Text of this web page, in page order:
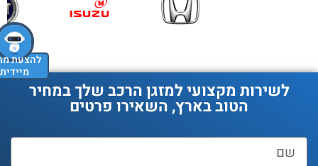
לשירות מקצועי למזגן הרכב שלך במחיר
הטוב בארץ, השאירו פרטים
להצעת מחיר
מיידית